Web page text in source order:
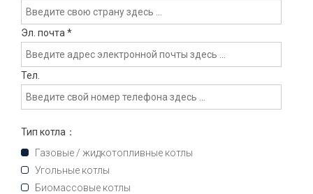
Эл. почта *
Тел.
Тип котла：
Газовые / жидкотопливные котлы
Угольные котлы
Биомассовые котлы